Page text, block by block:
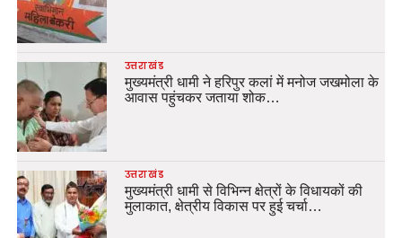
उत्तराखंड
मुख्यमंत्री धामी ने हरिपुर कलां में मनोज जखमोला के
आवास पहुंचकर जताया शोक…
उत्तराखंड
मुख्यमंत्री धामी से विभिन्न क्षेत्रों के विधायकों की
मुलाकात, क्षेत्रीय विकास पर हुई चर्चा…